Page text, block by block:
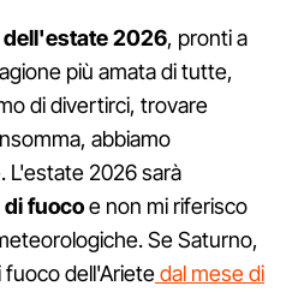
2026, pronti a
più amata di tutte,
di divertirci, trovare
abbiamo
L'estate 2026 sarà
fuocoe non mi riferisco
Se Saturno,
fuoco dell'Arietedal mese di